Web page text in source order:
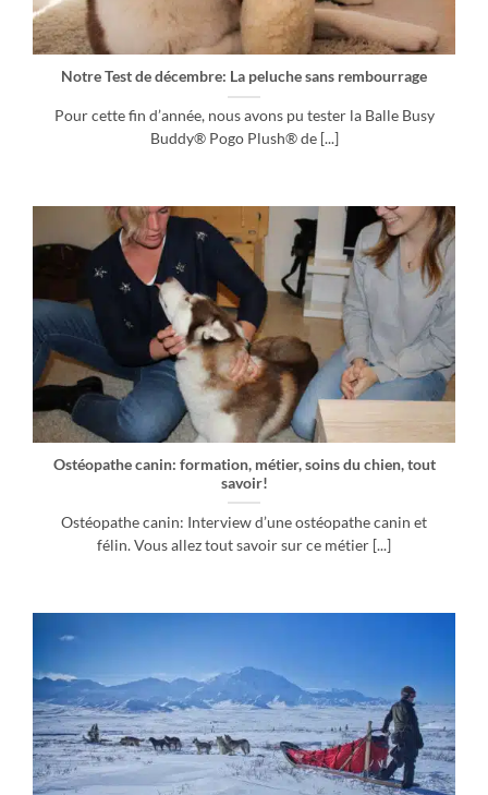
Notre Test de décembre: La peluche sans rembourrage
Pour cette fin d’année, nous avons pu tester la Balle Busy
Buddy® Pogo Plush® de [...]
Ostéopathe canin: formation, métier, soins du chien, tout
savoir!
Ostéopathe canin: Interview d’une ostéopathe canin et
félin. Vous allez tout savoir sur ce métier [...]